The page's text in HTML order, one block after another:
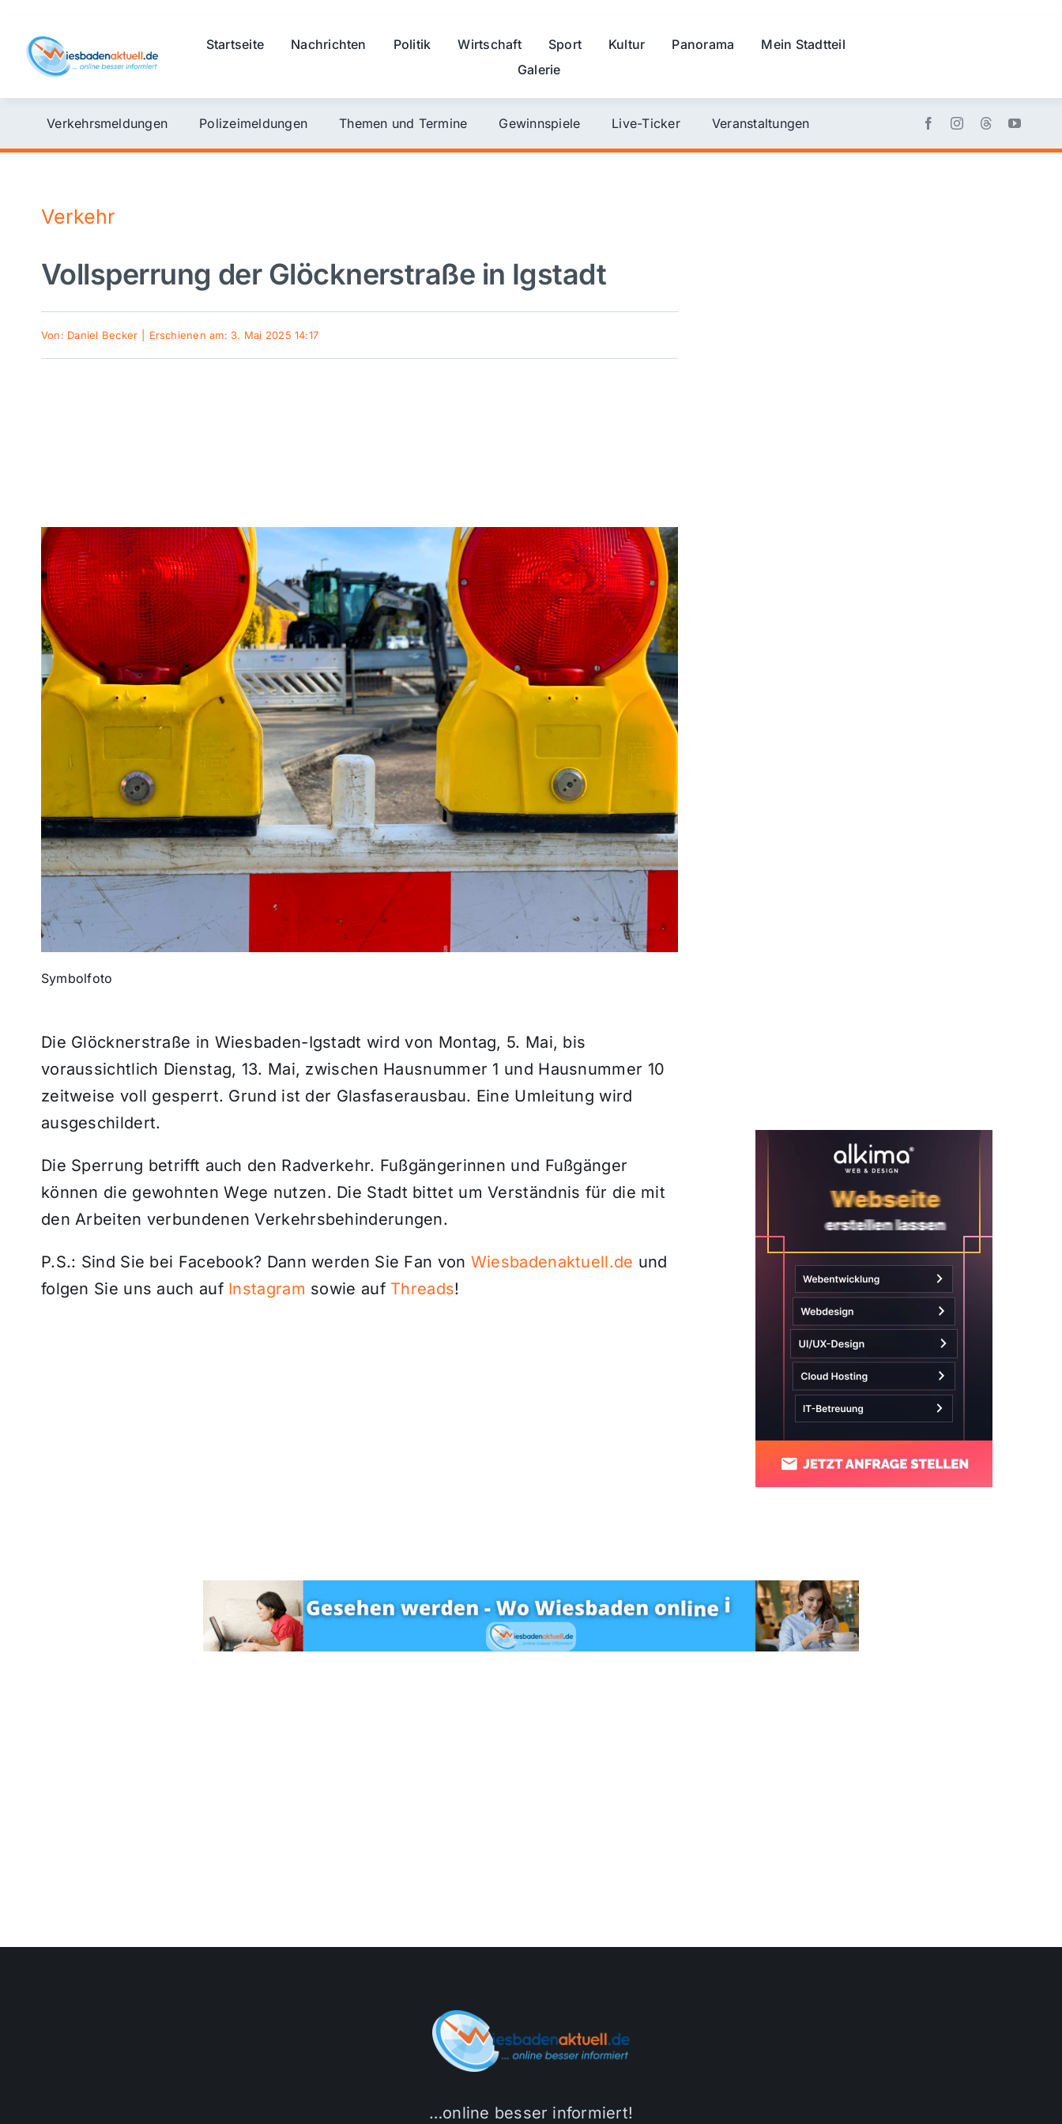
content
Startseite Nachrichten Politik Wirtschaft Sport Kultur Panorama
Mein Stadtteil
Galerie
Verkehrsmeldungen Polizeimeldungen Themen und Termine Gewinnspiele Live-Ticker Veranstaltungen
Verkehr
Vollsperrung der Glöcknerstraße in Igstadt
Von: Daniel Becker Erschienen am: 3. Mai 2025 14:17
Symbolfoto
Die Glöcknerstraße in Wiesbaden-Igstadt wird von Montag, 5. Mai, bis
voraussichtlich Dienstag, 13. Mai, zwischen Hausnummer 1 und Hausnummer 10
zeitweise voll gesperrt. Grund ist der Glasfaserausbau. Eine Umleitung wird
ausgeschildert.
Die Sperrung betrifft auch den Radverkehr. Fußgängerinnen und Fußgänger
können die gewohnten Wege nutzen. Die Stadt bittet um Verständnis für die mit
den Arbeiten verbundenen Verkehrsbehinderungen.
P.S.: Sind Sie bei Facebook? Dann werden Sie Fan von Wiesbadenaktuell.de und
folgen Sie uns auch auf Instagram sowie auf Threads!
…online besser informiert!